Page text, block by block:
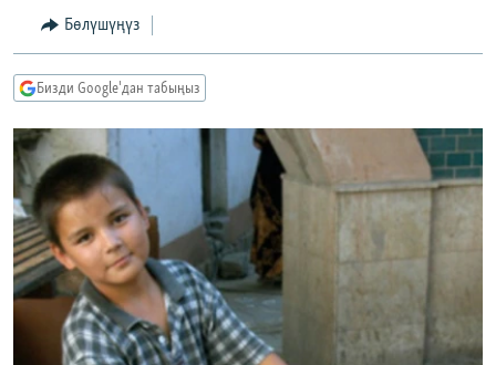
БҮГҮН АЗАТТЫКТА
ДАНИСТЕ
ЭЖЕ-СИҢДИЛЕР
АЗАТТЫК+
ЫҢГАЙСЫЗ СУРООЛОР
ПОДКАСТ
Русский
ОНЛАЙН ШЕРИНЕ
ЭЕ/АРнун бардык сайттары
Бөлүшүңүз
Бизди Google'дан табыңыз